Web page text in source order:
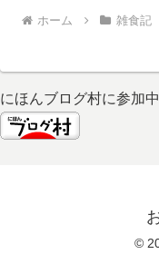
ホーム 雑食記
にほんブログ村に参加中
©